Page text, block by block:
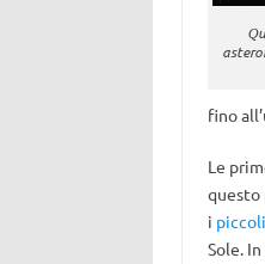
fino
Le
questo
i
Sole.